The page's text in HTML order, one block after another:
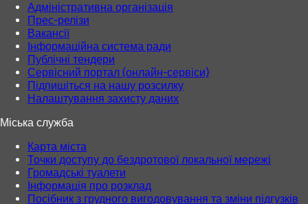
Адміністративна організація
Прес-релізи
Вакансії
Інформаційна система ради
Публічні тендери
Сервісний портал (онлайн-сервіси)
Підпишіться на нашу розсилку
Налаштування захисту даних
Міська служба
Карта міста
Точки доступу до бездротової локальної мережі
Громадські туалети
Інформація про розклад
Посібник з грудного вигодовування та зміни підгузків